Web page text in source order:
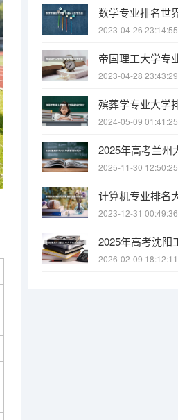
2023-04-26 23:14:55
2023-04-28 23:43:29
2024-05-09 01:41:25
2025-11-30 12:50:25
2023-12-31 00:49:36
2026-02-09 18:12:11